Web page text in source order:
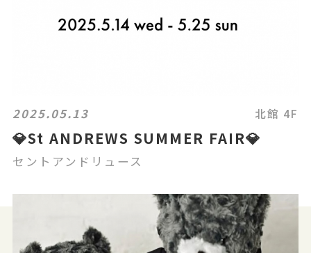
2025.05.13 北館 4F
💎St ANDREWS SUMMER FAIR💎
セントアンドリュース